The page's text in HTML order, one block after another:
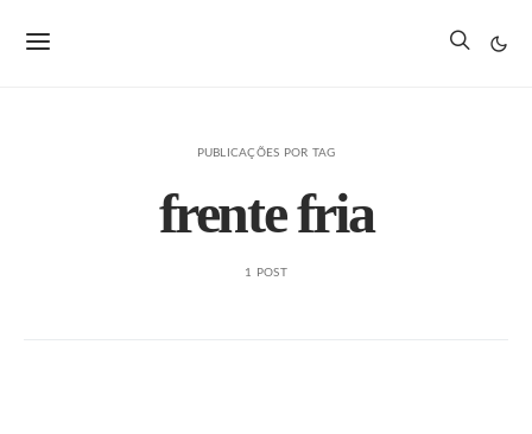
PUBLICAÇÕES POR TAG
frente fria
1 POST